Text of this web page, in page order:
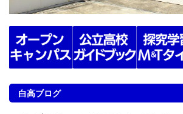
白高ブログ